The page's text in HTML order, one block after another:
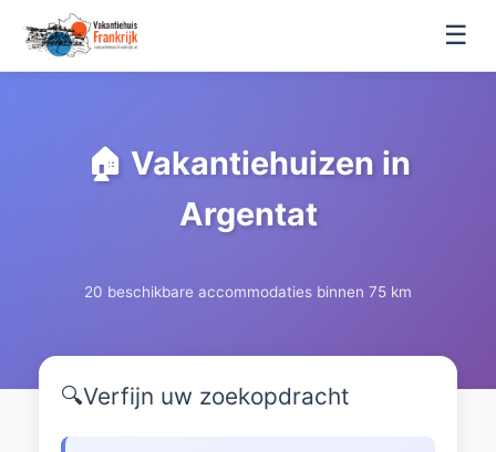
☰
🏠 Vakantiehuizen in
Argentat
20 beschikbare accommodaties binnen 75 km
🔍Verfijn uw zoekopdracht